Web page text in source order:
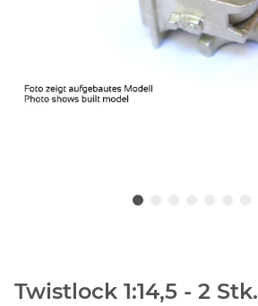
Twistlock 1:14,5 - 2 Stk.